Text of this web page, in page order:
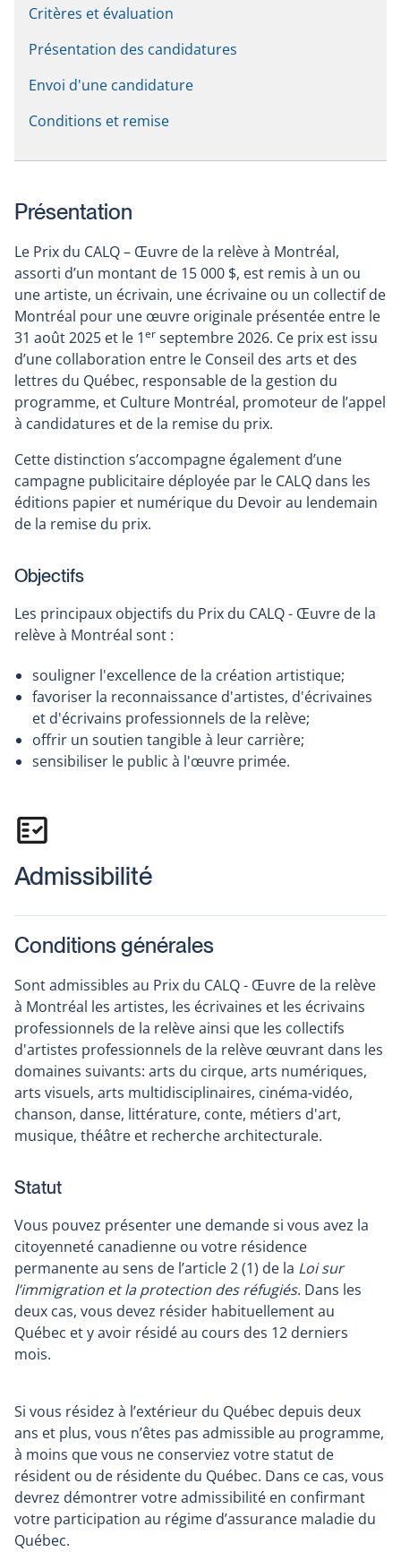
Critères et évaluation
Présentation des candidatures
Envoi d'une candidature
Conditions et remise
Présentation
Le Prix du CALQ – Œuvre de la relève à Montréal,
assorti d’un montant de 15 000 $, est remis à un ou
une artiste, un écrivain, une écrivaine ou un collectif de
Montréal pour une œuvre originale présentée entre le
31 août 2025 et le 1er septembre 2026. Ce prix est issu
d’une collaboration entre le Conseil des arts et des
lettres du Québec, responsable de la gestion du
programme, et Culture Montréal, promoteur de l’appel
à candidatures et de la remise du prix.
Cette distinction s’accompagne également d’une
campagne publicitaire déployée par le CALQ dans les
éditions papier et numérique du Devoir au lendemain
de la remise du prix.
Objectifs
Les principaux objectifs du Prix du CALQ - Œuvre de la
relève à Montréal sont :
souligner l'excellence de la création artistique;
favoriser la reconnaissance d'artistes, d'écrivaines
et d'écrivains professionnels de la relève;
offrir un soutien tangible à leur carrière;
sensibiliser le public à l'œuvre primée.
Admissibilité
Conditions générales
Sont admissibles au Prix du CALQ - Œuvre de la relève
à Montréal les artistes, les écrivaines et les écrivains
professionnels de la relève ainsi que les collectifs
d'artistes professionnels de la relève œuvrant dans les
domaines suivants: arts du cirque, arts numériques,
arts visuels, arts multidisciplinaires, cinéma-vidéo,
chanson, danse, littérature, conte, métiers d'art,
musique, théâtre et recherche architecturale.
Statut
Vous pouvez présenter une demande si vous avez la
citoyenneté canadienne ou votre résidence
permanente au sens de l’article 2 (1) de la Loi sur
l’immigration et la protection des réfugiés. Dans les
deux cas, vous devez résider habituellement au
Québec et y avoir résidé au cours des 12 derniers
mois.
Si vous résidez à l’extérieur du Québec depuis deux
ans et plus, vous n’êtes pas admissible au programme,
à moins que vous ne conserviez votre statut de
résident ou de résidente du Québec. Dans ce cas, vous
devrez démontrer votre admissibilité en confirmant
votre participation au régime d’assurance maladie du
Québec.